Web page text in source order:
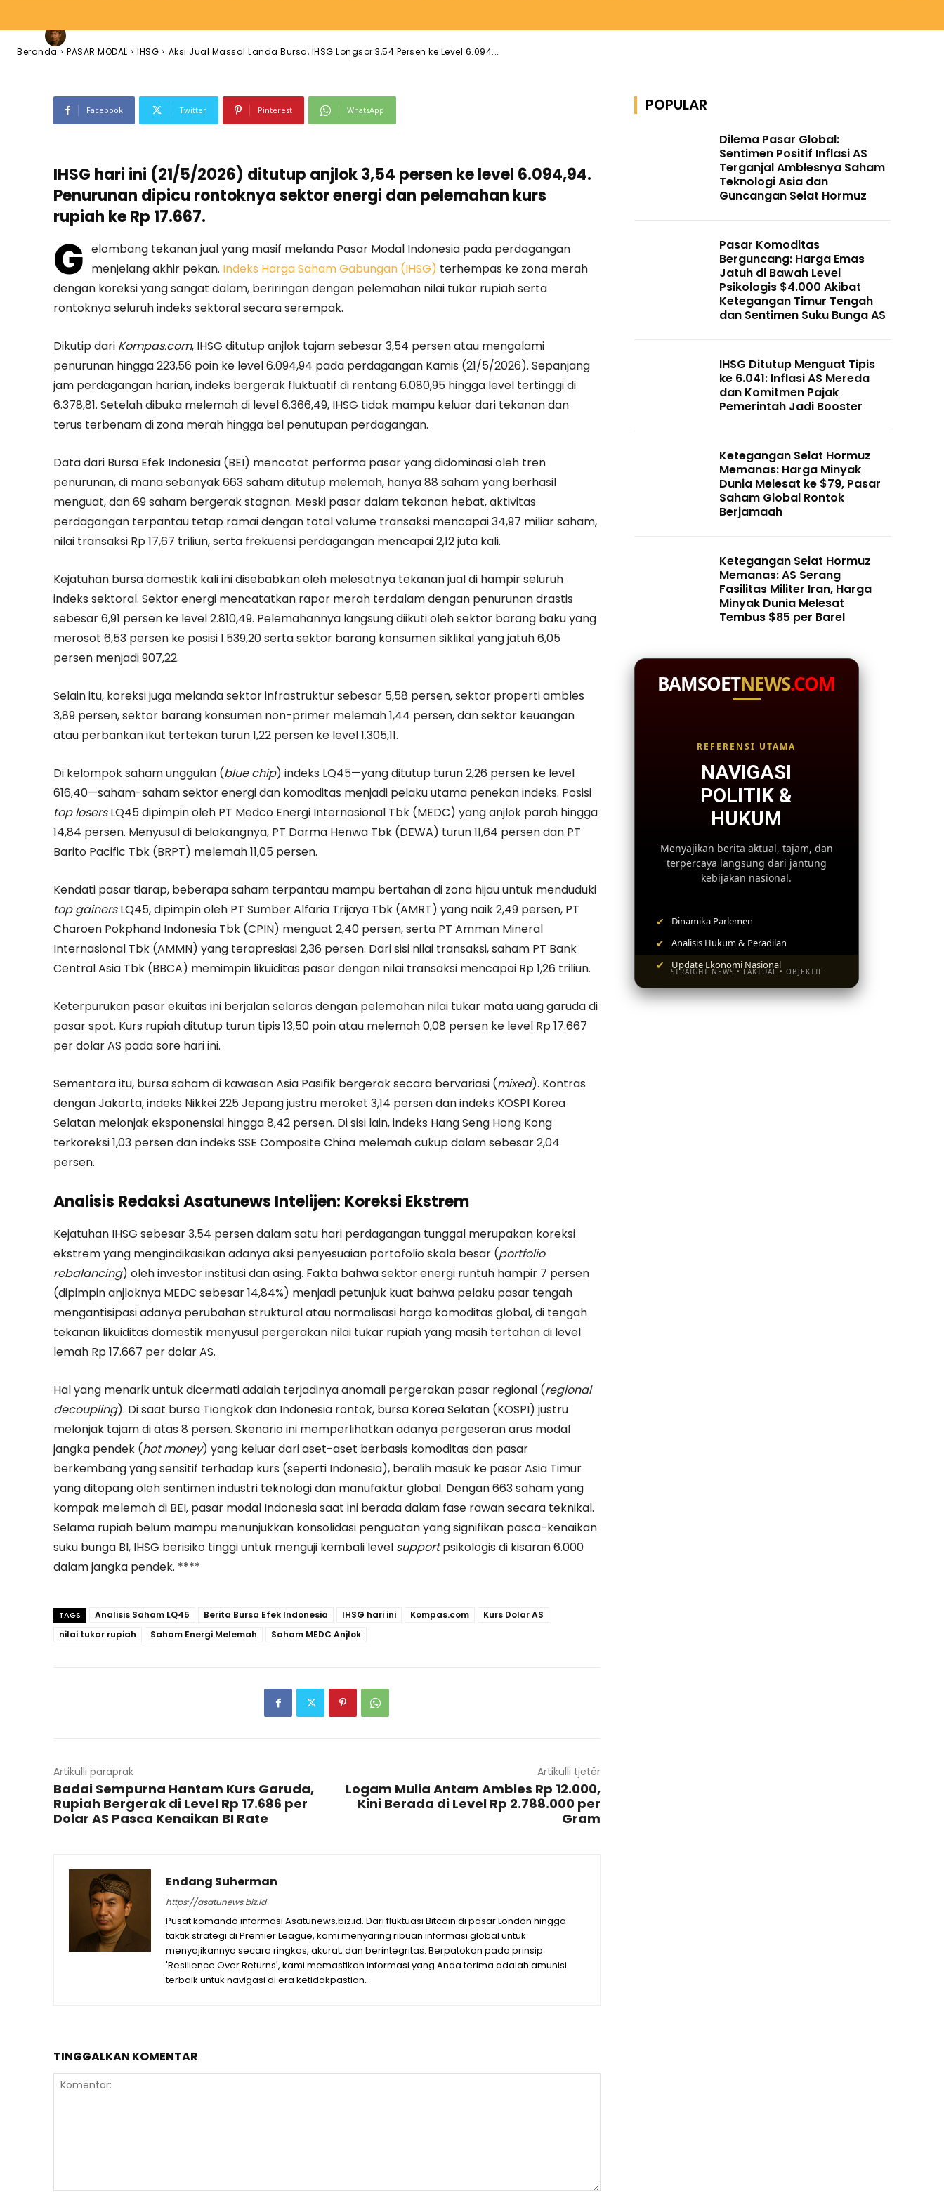
Beranda PASAR MODAL IHSG Aksi Jual Massal Landa Bursa, IHSG Longsor 3,54 Persen ke Level 6.094...
-
Facebook Twitter Pinterest WhatsApp
IHSG hari ini (21/5/2026) ditutup anjlok 3,54 persen ke level 6.094,94.
Penurunan dipicu rontoknya sektor energi dan pelemahan kurs
rupiah ke Rp 17.667.
G elombang tekanan jual yang masif melanda Pasar Modal Indonesia pada perdagangan
menjelang akhir pekan. Indeks Harga Saham Gabungan (IHSG) terhempas ke zona merah
dengan koreksi yang sangat dalam, beriringan dengan pelemahan nilai tukar rupiah serta
rontoknya seluruh indeks sektoral secara serempak.
Dikutip dari Kompas.com, IHSG ditutup anjlok tajam sebesar 3,54 persen atau mengalami
penurunan hingga 223,56 poin ke level 6.094,94 pada perdagangan Kamis (21/5/2026). Sepanjang
jam perdagangan harian, indeks bergerak fluktuatif di rentang 6.080,95 hingga level tertinggi di
6.378,81. Setelah dibuka melemah di level 6.366,49, IHSG tidak mampu keluar dari tekanan dan
terus terbenam di zona merah hingga bel penutupan perdagangan.
Data dari Bursa Efek Indonesia (BEI) mencatat performa pasar yang didominasi oleh tren
penurunan, di mana sebanyak 663 saham ditutup melemah, hanya 88 saham yang berhasil
menguat, dan 69 saham bergerak stagnan. Meski pasar dalam tekanan hebat, aktivitas
perdagangan terpantau tetap ramai dengan total volume transaksi mencapai 34,97 miliar saham,
nilai transaksi Rp 17,67 triliun, serta frekuensi perdagangan mencapai 2,12 juta kali.
Kejatuhan bursa domestik kali ini disebabkan oleh melesatnya tekanan jual di hampir seluruh
indeks sektoral. Sektor energi mencatatkan rapor merah terdalam dengan penurunan drastis
sebesar 6,91 persen ke level 2.810,49. Pelemahannya langsung diikuti oleh sektor barang baku yang
merosot 6,53 persen ke posisi 1.539,20 serta sektor barang konsumen siklikal yang jatuh 6,05
persen menjadi 907,22.
Selain itu, koreksi juga melanda sektor infrastruktur sebesar 5,58 persen, sektor properti ambles
3,89 persen, sektor barang konsumen non-primer melemah 1,44 persen, dan sektor keuangan
atau perbankan ikut tertekan turun 1,22 persen ke level 1.305,11.
Di kelompok saham unggulan (blue chip) indeks LQ45—yang ditutup turun 2,26 persen ke level
616,40—saham-saham sektor energi dan komoditas menjadi pelaku utama penekan indeks. Posisi
top losersLQ45 dipimpin oleh PT Medco Energi Internasional Tbk (MEDC) yang anjlok parah hingga
14,84 persen. Menyusul di belakangnya, PT Darma Henwa Tbk (DEWA) turun 11,64 persen dan PT
Barito Pacific Tbk (BRPT) melemah 11,05 persen.
Kendati pasar tiarap, beberapa saham terpantau mampu bertahan di zona hijau untuk menduduki
top gainersLQ45, dipimpin oleh PT Sumber Alfaria Trijaya Tbk (AMRT) yang naik 2,49 persen, PT
Charoen Pokphand Indonesia Tbk (CPIN) menguat 2,40 persen, serta PT Amman Mineral
Internasional Tbk (AMMN) yang terapresiasi 2,36 persen. Dari sisi nilai transaksi, saham PT Bank
Central Asia Tbk (BBCA) memimpin likuiditas pasar dengan nilai transaksi mencapai Rp 1,26 triliun.
Keterpurukan pasar ekuitas ini berjalan selaras dengan pelemahan nilai tukar mata uang garuda di
pasar spot. Kurs rupiah ditutup turun tipis 13,50 poin atau melemah 0,08 persen ke level Rp 17.667
per dolar AS pada sore hari ini.
Sementara itu, bursa saham di kawasan Asia Pasifik bergerak secara bervariasi (mixed). Kontras
dengan Jakarta, indeks Nikkei 225 Jepang justru meroket 3,14 persen dan indeks KOSPI Korea
Selatan melonjak eksponensial hingga 8,42 persen. Di sisi lain, indeks Hang Seng Hong Kong
terkoreksi 1,03 persen dan indeks SSE Composite China melemah cukup dalam sebesar 2,04
persen.
Analisis Redaksi Asatunews Intelijen: Koreksi Ekstrem
Kejatuhan IHSG sebesar 3,54 persen dalam satu hari perdagangan tunggal merupakan koreksi
ekstrem yang mengindikasikan adanya aksi penyesuaian portofolio skala besar (portfolio
rebalancing) oleh investor institusi dan asing. Fakta bahwa sektor energi runtuh hampir 7 persen
(dipimpin anjloknya MEDC sebesar 14,84%) menjadi petunjuk kuat bahwa pelaku pasar tengah
mengantisipasi adanya perubahan struktural atau normalisasi harga komoditas global, di tengah
tekanan likuiditas domestik menyusul pergerakan nilai tukar rupiah yang masih tertahan di level
lemah Rp 17.667 per dolar AS.
Hal yang menarik untuk dicermati adalah terjadinya anomali pergerakan pasar regional (regional
decoupling). Di saat bursa Tiongkok dan Indonesia rontok, bursa Korea Selatan (KOSPI) justru
melonjak tajam di atas 8 persen. Skenario ini memperlihatkan adanya pergeseran arus modal
jangka pendek (hot money) yang keluar dari aset-aset berbasis komoditas dan pasar
berkembang yang sensitif terhadap kurs (seperti Indonesia), beralih masuk ke pasar Asia Timur
yang ditopang oleh sentimen industri teknologi dan manufaktur global. Dengan 663 saham yang
kompak melemah di BEI, pasar modal Indonesia saat ini berada dalam fase rawan secara teknikal.
Selama rupiah belum mampu menunjukkan konsolidasi penguatan yang signifikan pasca-kenaikan
suku bunga BI, IHSG berisiko tinggi untuk menguji kembali level supportpsikologis di kisaran 6.000
dalam jangka pendek. ****
TAGS Analisis Saham LQ45 Berita Bursa Efek Indonesia IHSG hari ini Kompas.com
Kurs Dolar AS
nilai tukar rupiah
Saham Energi Melemah Saham MEDC Anjlok
Artikulli paraprak
Badai Sempurna Hantam Kurs Garuda,
Rupiah Bergerak di Level Rp 17.686 per
Dolar AS Pasca Kenaikan BI Rate
Artikulli tjetër
Logam Mulia Antam Ambles Rp 12.000,
Kini Berada di Level Rp 2.788.000 per
Gram
Endang Suherman
https://asatunews.biz.id
Pusat komando informasi Asatunews.biz.id. Dari fluktuasi Bitcoin di pasar London hingga
taktik strategi di Premier League, kami menyaring ribuan informasi global untuk
menyajikannya secara ringkas, akurat, dan berintegritas. Berpatokan pada prinsip
'Resilience Over Returns', kami memastikan informasi yang Anda terima adalah amunisi
terbaik untuk navigasi di era ketidakpastian.
TINGGALKAN KOMENTAR
POPULAR
Dilema Pasar Global:
Sentimen Positif Inflasi AS
Terganjal Amblesnya Saham
Teknologi Asia dan
Guncangan Selat Hormuz
Pasar Komoditas
Berguncang: Harga Emas
Jatuh di Bawah Level
Psikologis $4.000 Akibat
Ketegangan Timur Tengah
dan Sentimen Suku Bunga AS
IHSG Ditutup Menguat Tipis
ke 6.041: Inflasi AS Mereda
dan Komitmen Pajak
Pemerintah Jadi Booster
Ketegangan Selat Hormuz
Memanas: Harga Minyak
Dunia Melesat ke $79, Pasar
Saham Global Rontok
Berjamaah
Ketegangan Selat Hormuz
Memanas: AS Serang
Fasilitas Militer Iran, Harga
Minyak Dunia Melesat
Tembus $85 per Barel
BAMSOETNEWS.COM
REFERENSI UTAMA
NAVIGASI
POLITIK &
HUKUM
Menyajikan berita aktual, tajam, dan
terpercaya langsung dari jantung
kebijakan nasional.
✔ Dinamika Parlemen
✔ Analisis Hukum & Peradilan
✔ Update Ekonomi Nasional
STRAIGHT NEWS • FAKTUAL • OBJEKTIF